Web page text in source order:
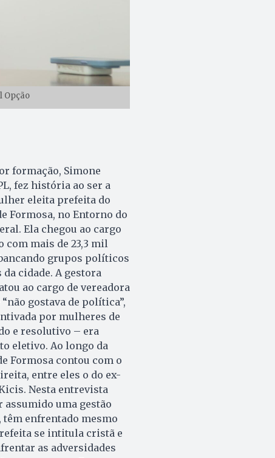
Opção
formação, Simone
fez história ao ser a
eleita prefeita do
Formosa, no Entorno do
Ela chegou ao cargo
com mais de 23,3 mil
grupos políticos
cidade. A gestora
ao cargo de vereadora
gostava de política”,
por mulheres de
e resolutivo – era
eletivo. Ao longo da
Formosa contou com o
entre eles o do ex-
Nesta entrevista
assumido uma gestão
têm enfrentado mesmo
se intitula cristã e
as adversidades